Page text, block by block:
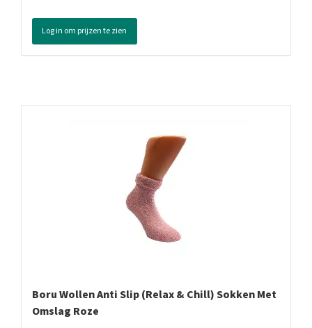
Log in om prijzen te zien
Boru Wollen Anti Slip (Relax & Chill) Sokken Met
Omslag Roze